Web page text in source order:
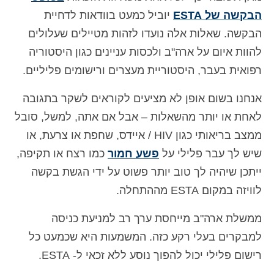
הבקשה של ESTA
יוביל כמעט בוודאות לדחיית
הבקשה. שאלות אלה נועדו לזהות מטיילים שעלולים
להוות איום על ארה"ב ולכסות עניינים כגון היסטוריה
רפואית בעבר, היסטוריית מעצרים ורישומים פליליים.
אנחנו בשום אופן לא מציעים לקוראים לשקר בתגובה
לאחת או יותר מהשאלות – אבל אם אתה, למשל, סובל
ממצב בריאותי כגון HIV / איידס, שחפת או צרעת, או
שיש לך עבר פלילי על פשע חמור כמו רצח או תקיפה,
ייתכן שיהיה לך טוב יותר פשוט על ידי הגשת בקשה
לוויזה במקום ESTA מההתחלה.
ממשלת ארה"ב מייחסת ערך רב למניעת כניסה
למבקרים בעלי רקע כזה. המשמעות היא שכמעט כל
רישום פלילי יכול להפוך נוסע ללא זכאי ל- ESTA.